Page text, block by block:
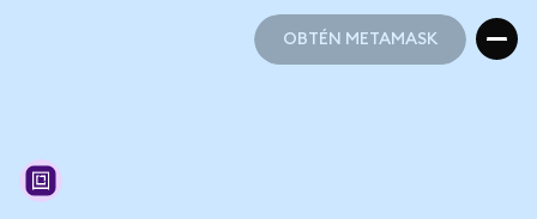
OBTÉN METAMASK